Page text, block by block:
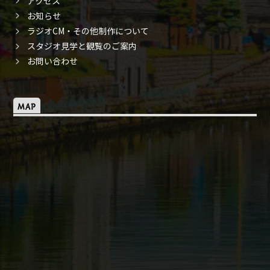
お知らせ
ラジオCM・その他制作について
スタジオ見学と観覧のご案内
お問い合わせ
MAP